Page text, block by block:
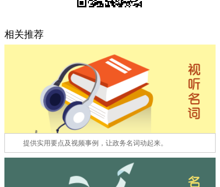
法人服务
便民服务
阳光政务
政民互动
12345网上接诉即办 我要咨询 我要建议
参与调查 在线访谈
相关推荐
提供实用要点及视频事例，让政务名词动起来。